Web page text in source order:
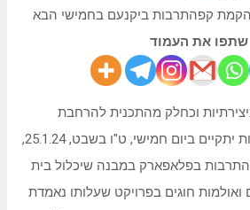
שתפו את העמוד
וכחלק מהתכנית להרחבת
הפלאפארק בעוד אטרקציות יתקיים ביום חמישי, ט"ו בשבט, 25.1.24,
בפלאפארק במבנה שיכלול בית
חוגים בפרויקט שעלותו נאמדת